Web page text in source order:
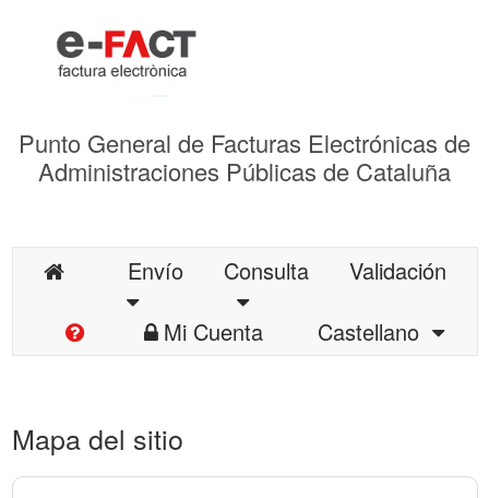
Punto General de Facturas Electrónicas de
Administraciones Públicas de Cataluña
Envío Consulta
Validación
Mi Cuenta
Castellano
Mapa del sitio